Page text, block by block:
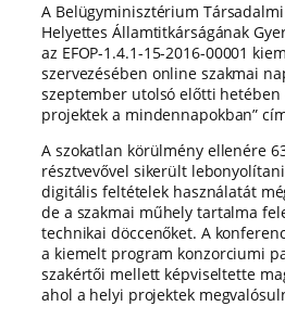
A Belügyminisztérium
Helyettes Államtitkárságának
az EFOP-1.4.1-15-2016-00001
szervezésében online szakmai
szeptember utolsó előtti hetében
projektek a mindennapokban”
A szokatlan körülmény ellenére
résztvevővel sikerült
digitális feltételek használatát
de a szakmai műhely tartalma
technikai döccenőket. A
a kiemelt program konzorciumi
szakértői mellett képviseltette
ahol a helyi projektek